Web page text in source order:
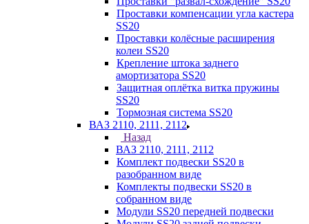
Проставки компенсации угла кастера
SS20
Проставки колёсные расширения
колеи SS20
Крепление штока заднего
амортизатора SS20
Защитная оплётка витка пружины
SS20
Тормозная система SS20
ВАЗ 2110, 2111, 2112
Назад
ВАЗ 2110, 2111, 2112
Комплект подвески SS20 в
разобранном виде
Комплекты подвески SS20 в
собранном виде
Модули SS20 передней подвески